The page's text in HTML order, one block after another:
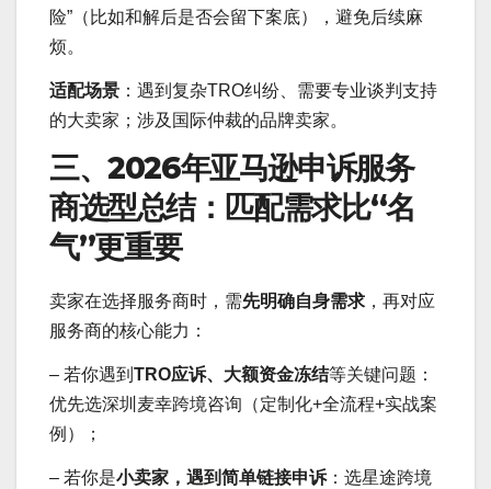
险”（比如和解后是否会留下案底），避免后续麻
烦。
适配场景 ：遇到复杂TRO纠纷、需要专业谈判支持
的大卖家；涉及国际仲裁的品牌卖家。
三、2026年亚马逊申诉服务
商选型总结：匹配需求比“名
气”更重要
卖家在选择服务商时，需先明确自身需求 ，再对应
服务商的核心能力：
– 若你遇到 TRO应诉、大额资金冻结等关键问题：
优先选深圳麦幸跨境咨询（定制化+全流程+实战案
例）；
– 若你是小卖家，遇到简单链接申诉：选星途跨境